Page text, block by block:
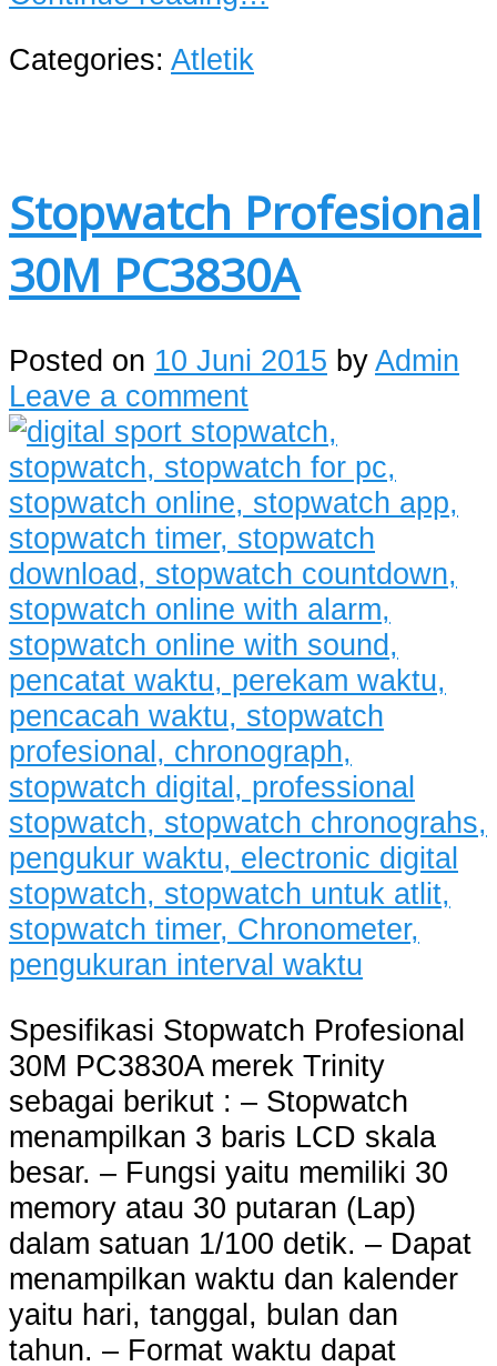
Categories: Atletik
Stopwatch Profesional
30M PC3830A
Posted on 10 Juni 2015 byAdmin
Leave a comment
Spesifikasi Stopwatch Profesional
30M PC3830A merek Trinity
sebagai berikut : – Stopwatch
menampilkan 3 baris LCD skala
besar. – Fungsi yaitu memiliki 30
memory atau 30 putaran (Lap)
dalam satuan 1/100 detik. – Dapat
menampilkan waktu dan kalender
yaitu hari, tanggal, bulan dan
tahun. – Format waktu dapat